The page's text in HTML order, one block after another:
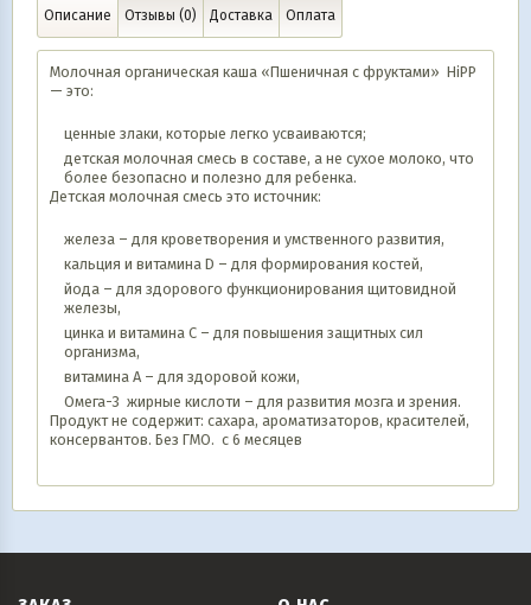
Описание Отзывы (0) Доставка Оплата
Молочная органическая каша «Пшеничная с фруктами» HiPP
— это:
ценные злаки, которые легко усваиваются;
детская молочная смесь в составе, а не сухое молоко, что
более безопасно и полезно для ребенка.
Детская молочная смесь это источник:
железа – для кроветворения и умственного развития,
кальция и витамина D – для формирования костей,
йода – для здорового функционирования щитовидной
железы,
цинка и витамина C – для повышения защитных сил
организма,
витамина A – для здоровой кожи,
Омега-3 жирные кислоти – для развития мозга и зрения.
Продукт не содержит: сахара, ароматизаторов, красителей,
консервантов. Без ГМО. с 6 месяцев